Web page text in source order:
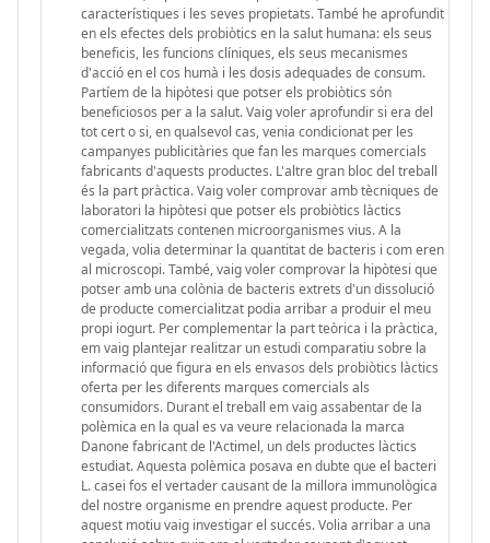
característiques i les seves propietats. També he aprofundit
en els efectes dels probiòtics en la salut humana: els seus
beneficis, les funcions clíniques, els seus mecanismes
d'acció en el cos humà i les dosis adequades de consum.
Partíem de la hipòtesi que potser els probiòtics són
beneficiosos per a la salut. Vaig voler aprofundir si era del
tot cert o si, en qualsevol cas, venia condicionat per les
campanyes publicitàries que fan les marques comercials
fabricants d'aquests productes. L'altre gran bloc del treball
és la part pràctica. Vaig voler comprovar amb tècniques de
laboratori la hipòtesi que potser els probiòtics làctics
comercialitzats contenen microorganismes vius. A la
vegada, volia determinar la quantitat de bacteris i com eren
al microscopi. També, vaig voler comprovar la hipòtesi que
potser amb una colònia de bacteris extrets d'un dissolució
de producte comercialitzat podia arribar a produir el meu
propi iogurt. Per complementar la part teòrica i la pràctica,
em vaig plantejar realitzar un estudi comparatiu sobre la
informació que figura en els envasos dels probiòtics làctics
oferta per les diferents marques comercials als
consumidors. Durant el treball em vaig assabentar de la
polèmica en la qual es va veure relacionada la marca
Danone fabricant de l'Actimel, un dels productes làctics
estudiat. Aquesta polèmica posava en dubte que el bacteri
L. casei fos el vertader causant de la millora immunològica
del nostre organisme en prendre aquest producte. Per
aquest motiu vaig investigar el succés. Volia arribar a una